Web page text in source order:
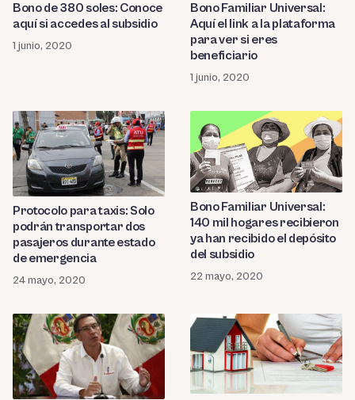
Bono de 380 soles: Conoce
aquí si accedes al subsidio
1 junio, 2020
Bono Familiar Universal:
Aquí el link a la plataforma
para ver si eres
beneficiario
1 junio, 2020
Protocolo para taxis: Solo
podrán transportar dos
pasajeros durante estado
de emergencia
24 mayo, 2020
Bono Familiar Universal:
140 mil hogares recibieron
ya han recibido el depósito
del subsidio
22 mayo, 2020